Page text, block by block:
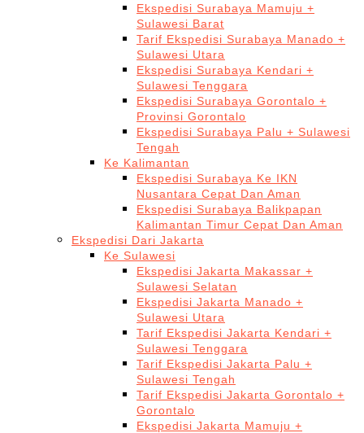
Ekspedisi Surabaya Mamuju +
Sulawesi Barat
Tarif Ekspedisi Surabaya Manado +
Sulawesi Utara
Ekspedisi Surabaya Kendari +
Sulawesi Tenggara
Ekspedisi Surabaya Gorontalo +
Provinsi Gorontalo
Ekspedisi Surabaya Palu + Sulawesi
Tengah
Ke Kalimantan
Ekspedisi Surabaya Ke IKN
Nusantara Cepat Dan Aman
Ekspedisi Surabaya Balikpapan
Kalimantan Timur Cepat Dan Aman
Ekspedisi Dari Jakarta
Ke Sulawesi
Ekspedisi Jakarta Makassar +
Sulawesi Selatan
Ekspedisi Jakarta Manado +
Sulawesi Utara
Tarif Ekspedisi Jakarta Kendari +
Sulawesi Tenggara
Tarif Ekspedisi Jakarta Palu +
Sulawesi Tengah
Tarif Ekspedisi Jakarta Gorontalo +
Gorontalo
Ekspedisi Jakarta Mamuju +